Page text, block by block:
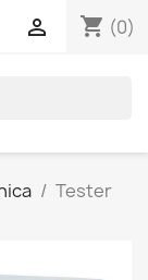
shopping_cart (0)

Tester